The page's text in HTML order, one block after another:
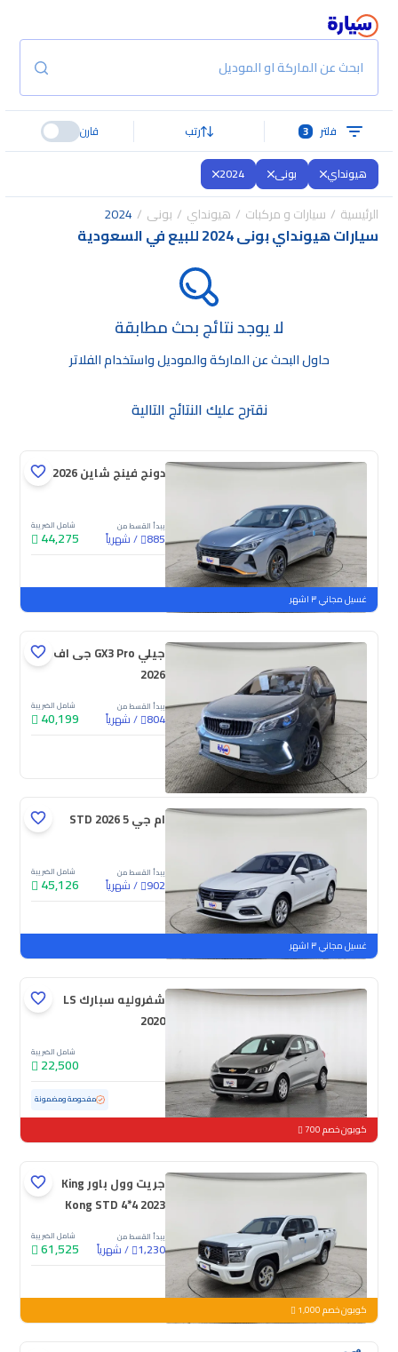
ابحث عن الماركة او الموديل
فلتر 3 رتب قارن
هيونداي بونى 2024
الرئيسية سيارات و مركبات هيونداي بونى 2024
سيارات هيونداي بونى 2024 للبيع في السعودية
لا يوجد نتائج بحث مطابقة
حاول البحث عن الماركة والموديل واستخدام الفلاتر
نقترح عليك النتائج التالية
دونج فينج شاين E1 2026
يبدأ القسط من
885
/شهرياً
شامل الضريبة
44,275
جديدة
غسيل مجاني ٣ اشهر
جيلي GX3 Pro جى اف
2026
يبدأ القسط من
804
/شهرياً
شامل الضريبة
40,199
جديدة
ام جي 5 STD 2026
يبدأ القسط من
902
/شهرياً
شامل الضريبة
45,126
جديدة
غسيل مجاني ٣ اشهر
شفروليه سبارك LS
2020
شامل الضريبة
22,500
مستعملة 152,867 كم مفحوصة ومضمونة
كوبون خصم 700
جريت وول باور King
Kong STD 4*4 2023
يبدأ القسط من
1,230
/شهرياً
شامل الضريبة
61,525
جديدة
كوبون خصم 1,000